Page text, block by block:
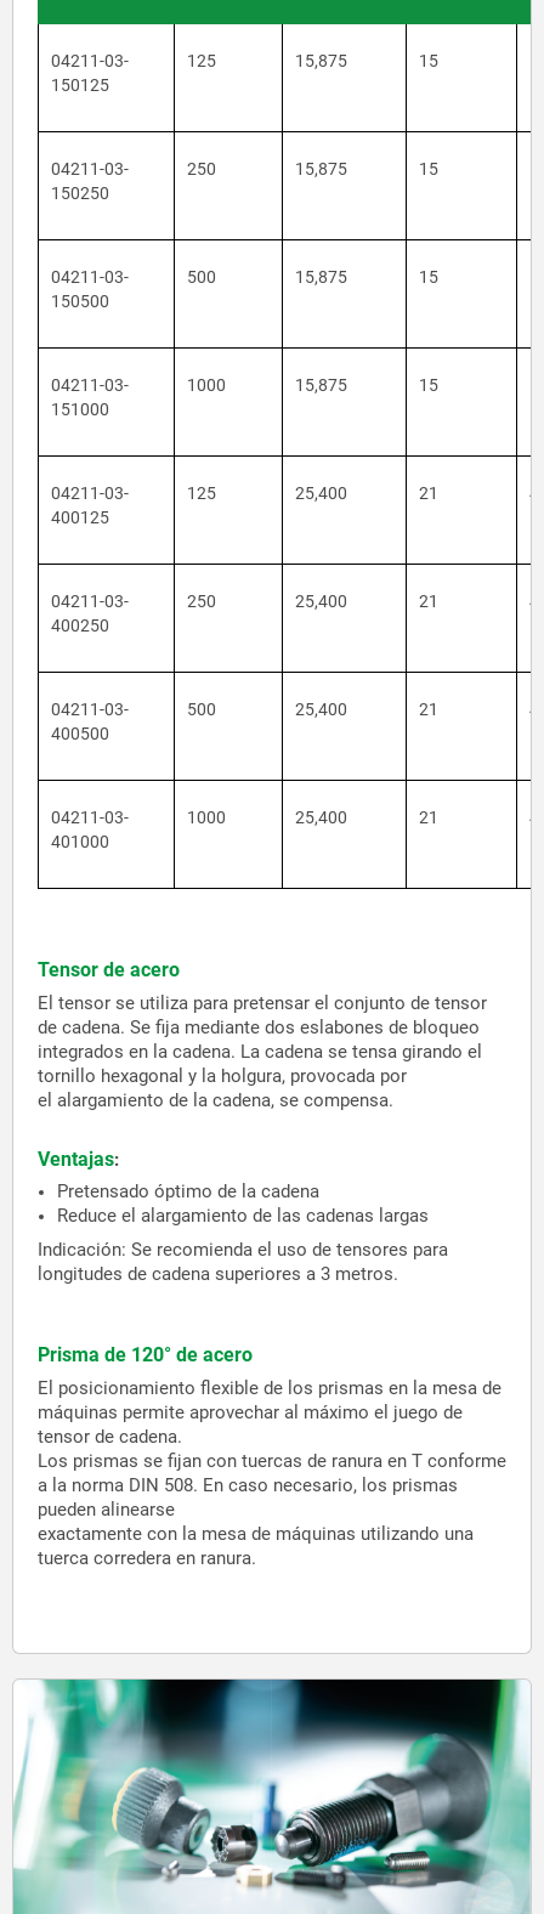
04211-03-
150125
125 15,875 15
04211-03-
150250
250 15,875 15
04211-03-
150500
500 15,875 15
04211-03-
151000
1000 15,875 15
04211-03-
400125
125 25,400 21
04211-03-
400250
250 25,400 21
04211-03-
400500
500 25,400 21
04211-03-
401000
1000 25,400 21
Tensor de acero
El tensor se utiliza para pretensar el conjunto de tensor
de cadena. Se fija mediante dos eslabones de bloqueo
integrados en la cadena. La cadena se tensa girando el
tornillo hexagonal y la holgura, provocada por
el alargamiento de la cadena, se compensa.
Ventajas:
Pretensado óptimo de la cadena
Reduce el alargamiento de las cadenas largas
Indicación: Se recomienda el uso de tensores para
longitudes de cadena superiores a 3 metros.
Prisma de 120° de acero
El posicionamiento flexible de los prismas en la mesa de
máquinas permite aprovechar al máximo el juego de
tensor de cadena.
Los prismas se fijan con tuercas de ranura en T conforme
a la norma DIN 508. En caso necesario, los prismas
pueden alinearse
exactamente con la mesa de máquinas utilizando una
tuerca corredera en ranura.